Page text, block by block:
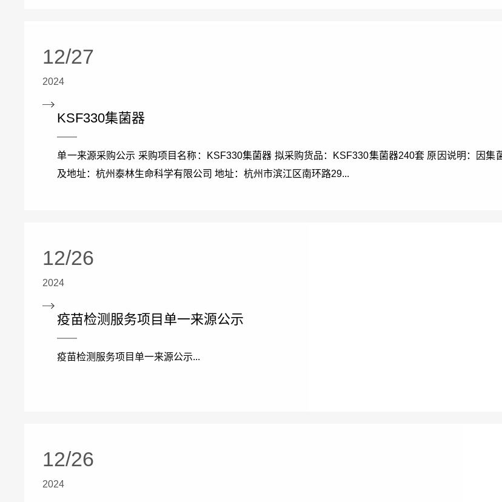
12/27
2024
KSF330集菌器
单一来源采购公示 采购项目名称：KSF330集菌器 拟采购货品：KSF330集菌器240套 原因说明：因
及地址：杭州泰林生命科学有限公司 地址：杭州市滨江区南环路29...
12/26
2024
疫苗检测服务项目单一来源公示
疫苗检测服务项目单一来源公示...
12/26
2024